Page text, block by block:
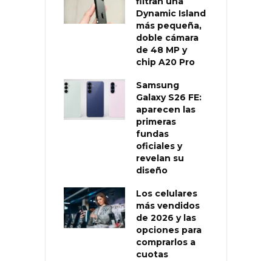
Dynamic Island
más pequeña,
doble cámara
de 48 MP y
chip A20 Pro
Samsung
Galaxy S26 FE:
aparecen las
primeras
fundas
oficiales y
revelan su
diseño
Los celulares
más vendidos
de 2026 y las
opciones para
comprarlos a
cuotas